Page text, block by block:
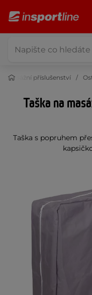
Masážní příslušenství
Taška na
Taška s popruhem